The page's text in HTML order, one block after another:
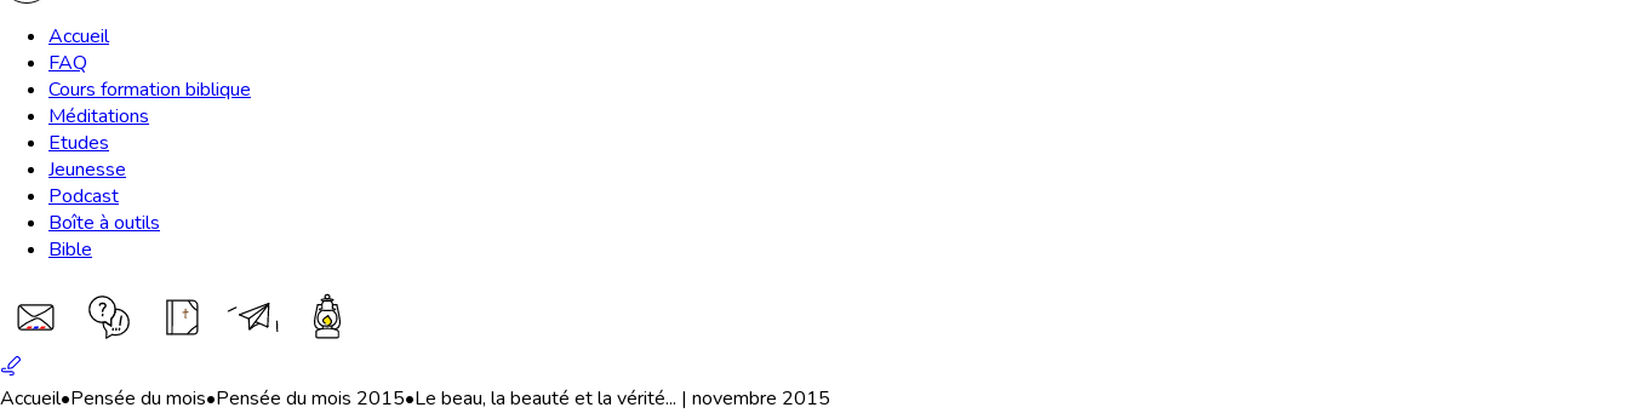
Accueil
FAQ
Cours formation biblique
Méditations
Etudes
Jeunesse
Podcast
Boîte à outils
Bible
Accueil•Pensée du mois•Pensée du mois 2015•Le beau, la beauté et la vérité... | novembre 2015